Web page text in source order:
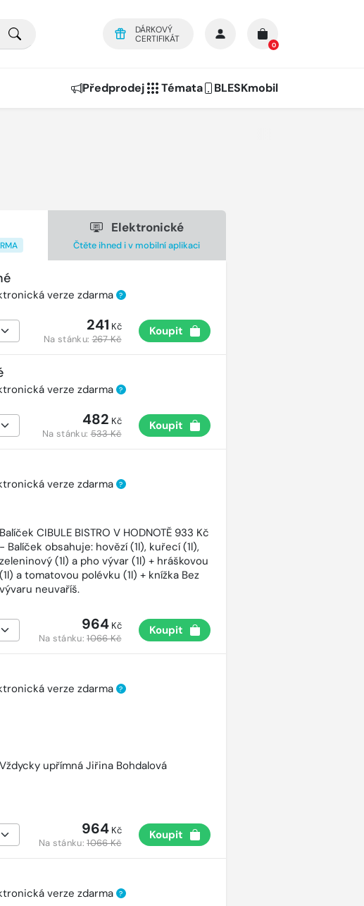
DÁRKOVÝ
CERTIFIKÁT
0
Předprodej Témata BLESKmobil
Elektronické
Čtěte ihned i v mobilní aplikaci
verze zdarma ?
241 Kč
Na stánku:267 Kč
Koupit
verze zdarma ?
482 Kč
Na stánku:533 Kč
Koupit
verze zdarma ?
Balíček CIBULE BISTRO V HODNOTĚ 933 Kč
- Balíček obsahuje: hovězí (1l), kuřecí (1l),
zeleninový (1l) a pho vývar (1l) + hráškovou
(1l) a tomatovou polévku (1l) + knížka Bez
vývaru neuvaříš.
964Kč
Na stánku:1066 Kč
Koupit
verze zdarma ?
Vždycky upřímná Jiřina Bohdalová
964Kč
Na stánku:1066 Kč
Koupit
verze zdarma ?